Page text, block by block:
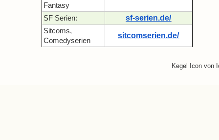
Fantasy
SF Serien: sf-serien.de/
Sitcoms,
Comedyserien
sitcomserien.de/
Kegel Icon von